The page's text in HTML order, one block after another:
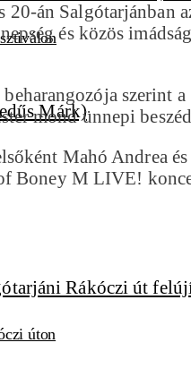
úton
án
és közös
szerint
mond ünnepi
Mahó Andrea
Boney M LIVE!